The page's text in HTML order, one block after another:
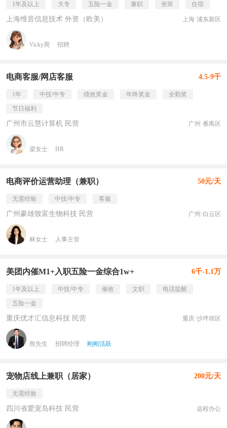
1年及以上 大专 五险一金 兼职 坐班 住宿
上海维音信息技术 外资（欧美） 上海·浦东新区
Vicky周 招聘
电商客服/网店客服 4.5-9千
1年 中技/中专 绩效奖金 年终奖金
全勤奖
节日福利
广州市云慧计算机 民营 广州·番禺区
梁女士 HR
电商评价运营助理（兼职） 50元/天
无需经验 中技/中专 客服
广州豪雄致富生物科技 民营 广州·白云区
林女士 人事主管
美团内催M1+入职五险一金综合1w+ 6千-1.1万
1年及以上 中技/中专 催收 文职
电话提醒
五险一金
重庆优才汇信息科技 民营 重庆·沙坪坝区
熊先生 招聘经理 刚刚活跃
宠物店线上兼职（居家） 200元/天
无需经验
四川省爱宠岛科技 民营 远程办公